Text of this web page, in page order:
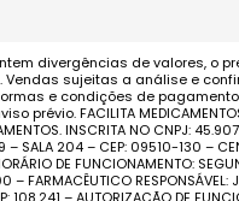
divergências de valores, o
Vendas sujeitas a análise e
e condições de
prévio. FACILITA
INSCRITA NO CNPJ:
– SALA 204 – CEP: 09510-130 –
DE FUNCIONAMENTO:
– FARMACÊUTICO RESPONSÁVEL: